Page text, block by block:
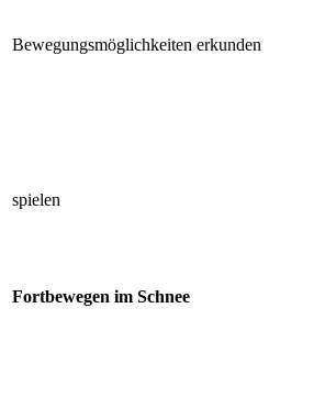
Bewegungsmöglichkeiten erkunden
spielen
Fortbewegen im Schnee